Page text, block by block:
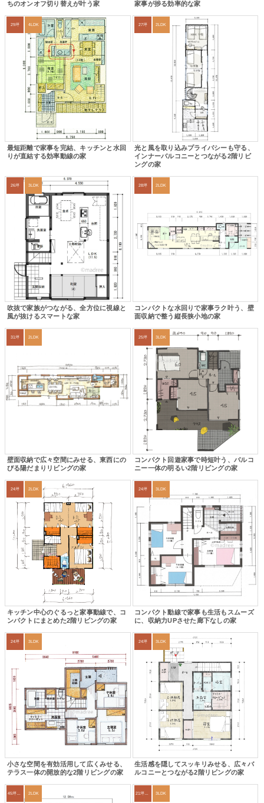
ちのオンオフ切り替えが叶う家
家事が捗る効率的な家
29坪 4LDK
最短距離で家事を完結、キッチンと水回
りが直結する効率動線の家
27坪 2LDK
光と風を取り込みプライバシーも守る、
インナーバルコニーとつながる2階リビ
ングの家
26坪 3LDK
吹抜で家族がつながる、全方位に視線と
風が抜けるスマートな家
28坪 2LDK
コンパクトな水回りで家事ラク叶う、壁
面収納で整う縦長狭小地の家
31坪 2LDK
壁面収納で広々空間にみせる、東西にの
びる陽だまりリビングの家
25坪 3LDK
コンパクト回遊家事で時短叶う、バルコ
ニー一体の明るい2階リビングの家
24坪 2LDK
キッチン中心のぐるっと家事動線で、コ
ンパクトにまとめた2階リビングの家
24坪 3LDK
コンパクト動線で家事も生活もスムーズ
に、収納力UPさせた廊下なしの家
24坪 3LDK
小さな空間を有効活用して広くみせる、
テラス一体の開放的な2階リビングの家
24坪 3LDK
生活感を隠してスッキリみせる、広々バ
ルコニーとつながる2階リビングの家
2LDK 21坪〜24坪 3LDK